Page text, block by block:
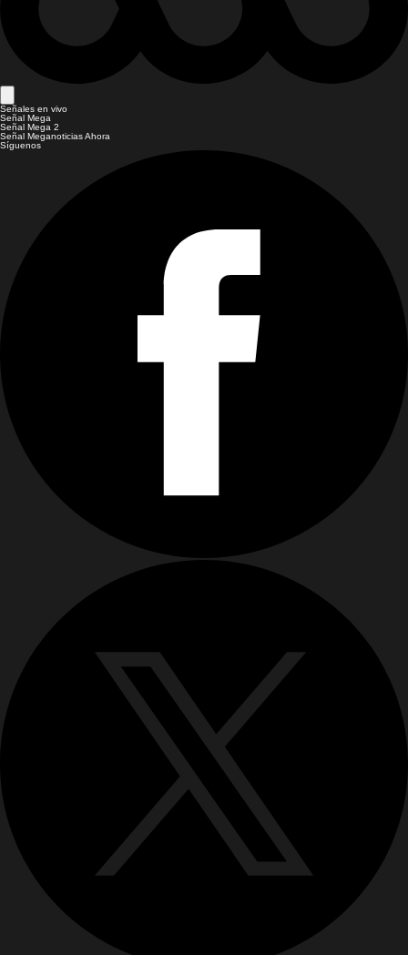
Señales en vivo
Señal Mega
Señal Mega 2
Señal Meganoticias Ahora
Síguenos